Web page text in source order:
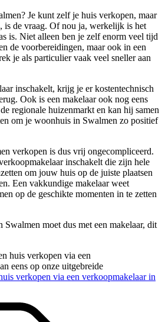
Je kunt zelf je huis verkopen, maar
is de vraag. Of nou ja, werkelijk is het
is. Niet alleen ben je zelf enorm veel tijd
de voorbereidingen, maar ook in een
je als particulier vaak veel sneller aan
inschakelt, krijg je er kostentechnisch
Ook is een makelaar ook nog eens
regionale huizenmarkt en kan hij samen
om je woonhuis in Swalmen zo positief
verkopen is dus vrij ongecompliceerd.
inschakelt die zijn hele
om jouw huis op de juiste plaatsen
Een vakkundige makelaar weet
op de geschikte momenten in te zetten
moet dus met een makelaar, dit
huis verkopen via een
eens op onze uitgebreide
verkopen via een verkoopmakelaar in